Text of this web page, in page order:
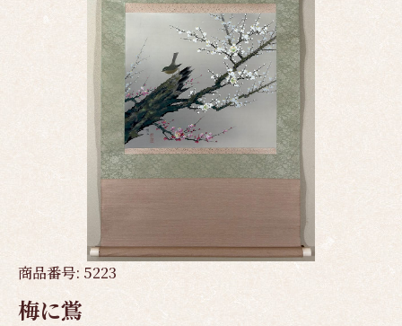
商品番号: 5223
梅に鴬